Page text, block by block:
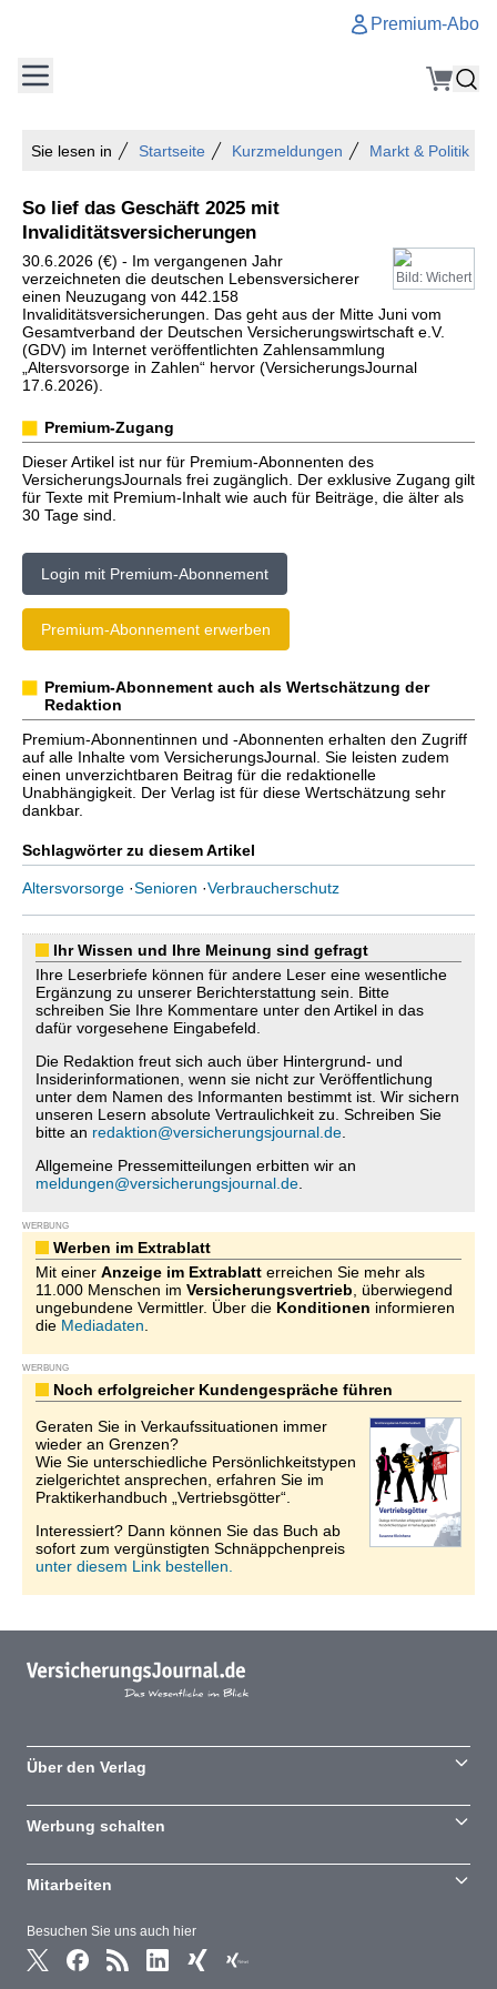
Premium-Abo
Sie lesen in Startseite Kurzmeldungen Markt & Politik
So lief das Geschäft 2025 mit
Invaliditätsversicherungen
Bild: Wichert
30.6.2026 (€) - Im vergangenen Jahr
verzeichneten die deutschen Lebensversicherer
einen Neuzugang von 442.158
Invaliditätsversicherungen. Das geht aus der Mitte Juni vom
Gesamtverband der Deutschen Versicherungswirtschaft e.V.
(GDV) im Internet veröffentlichten Zahlensammlung
„Altersvorsorge in Zahlen“ hervor (VersicherungsJournal
17.6.2026).
Premium-Zugang
Dieser Artikel ist nur für Premium-Abonnenten des
VersicherungsJournals frei zugänglich. Der exklusive Zugang gilt
für Texte mit Premium-Inhalt wie auch für Beiträge, die älter als
30 Tage sind.
Login mit Premium-Abonnement
Premium-Abonnement erwerben
Premium-Abonnement auch als Wertschätzung der
Redaktion
Premium-Abonnentinnen und -Abonnenten erhalten den Zugriff
auf alle Inhalte vom VersicherungsJournal. Sie leisten zudem
einen unverzichtbaren Beitrag für die redaktionelle
Unabhängigkeit. Der Verlag ist für diese Wertschätzung sehr
dankbar.
Schlagwörter zu diesem Artikel
Altersvorsorge ·Senioren ·Verbraucherschutz
Ihr Wissen und Ihre Meinung sind gefragt
Ihre Leserbriefe können für andere Leser eine wesentliche
Ergänzung zu unserer Berichterstattung sein. Bitte
schreiben Sie Ihre Kommentare unter den Artikel in das
dafür vorgesehene Eingabefeld.
Die Redaktion freut sich auch über Hintergrund- und
Insiderinformationen, wenn sie nicht zur Veröffentlichung
unter dem Namen des Informanten bestimmt ist. Wir sichern
unseren Lesern absolute Vertraulichkeit zu. Schreiben Sie
bitte an redaktion@versicherungsjournal.de
Allgemeine Pressemitteilungen erbitten wir an
meldungen@versicherungsjournal.de
WERBUNG
Werben im Extrablatt
Mit einer Anzeige im Extrablatt erreichen Sie mehr als
11.000 Menschen im Versicherungsvertrieb , überwiegend
ungebundene Vermittler. Über die Konditionen informieren
die Mediadaten
WERBUNG
Noch erfolgreicher Kundengespräche führen
Geraten Sie in Verkaufssituationen immer
wieder an Grenzen?
Wie Sie unterschiedliche Persönlichkeitstypen
zielgerichtet ansprechen, erfahren Sie im
Praktikerhandbuch „Vertriebsgötter“.
Interessiert? Dann können Sie das Buch ab
sofort zum vergünstigten Schnäppchenpreis
unter diesem Link bestellen.
Besuchen Sie uns auch hier
Über den Verlag
Werbung schalten
Mitarbeiten